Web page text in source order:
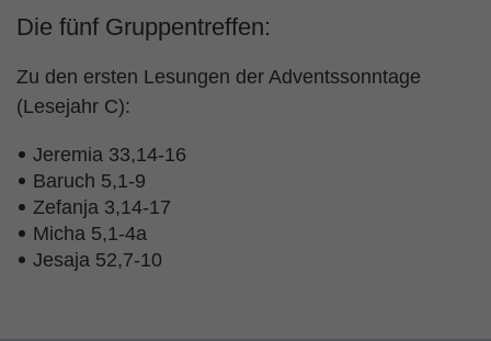
Die fünf Gruppentreffen:
Zu den ersten Lesungen der Adventssonntage
(Lesejahr C):
Jeremia 33,14-16
Baruch 5,1-9
Zefanja 3,14-17
Micha 5,1-4a
Jesaja 52,7-10